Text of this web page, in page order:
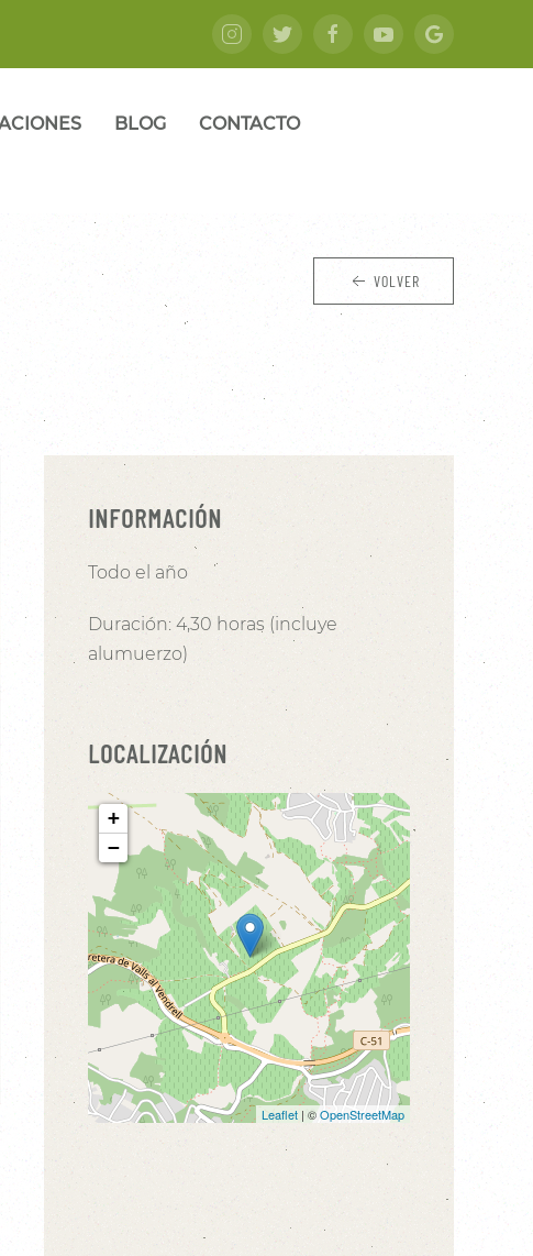
BLOG CONTACTO
VOLVER
INFORMACIÓN
Todo el año
Duración: 4,30 horas (incluye
alumuerzo)
LOCALIZACIÓN
+
−
Leaflet | ©OpenStreetMap